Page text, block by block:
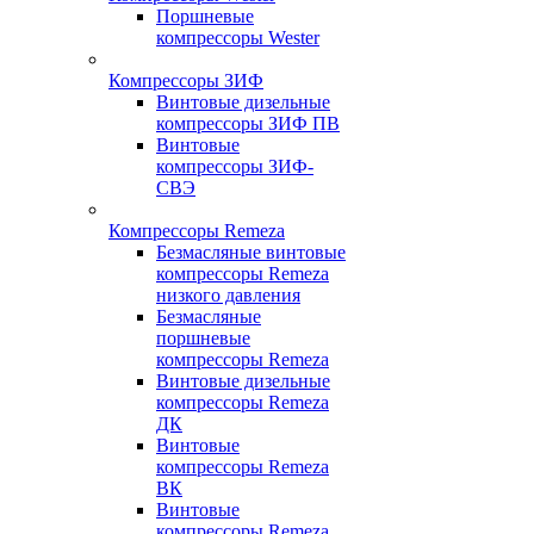
Поршневые
компрессоры Wester
Компрессоры ЗИФ
Винтовые дизельные
компрессоры ЗИФ ПВ
Винтовые
компрессоры ЗИФ-
СВЭ
Компрессоры Remeza
Безмасляные винтовые
компрессоры Remeza
низкого давления
Безмасляные
поршневые
компрессоры Remeza
Винтовые дизельные
компрессоры Remeza
ДК
Винтовые
компрессоры Remeza
ВК
Винтовые